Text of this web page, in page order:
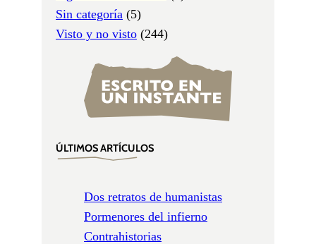
Sin categoría (5)
Visto y no visto (244)
ÚLTIMOS ARTÍCULOS
Dos retratos de humanistas
Pormenores del infierno
Contrahistorias